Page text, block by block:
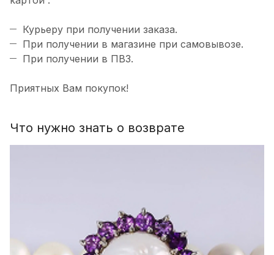
Курьеру при получении заказа.
При получении в магазине при самовывозе.
При получении в ПВЗ.
Приятных Вам покупок!
Что нужно знать о возврате